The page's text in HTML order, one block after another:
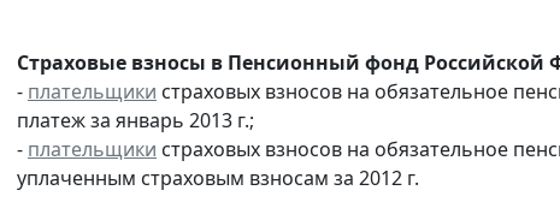
Страховые взносы в Пенсионный фонд Российской
- плательщики страховых взносов на обязательное
платеж за январь 2013 г.;
- плательщики страховых взносов на обязательное
уплаченным страховым взносам за 2012 г.